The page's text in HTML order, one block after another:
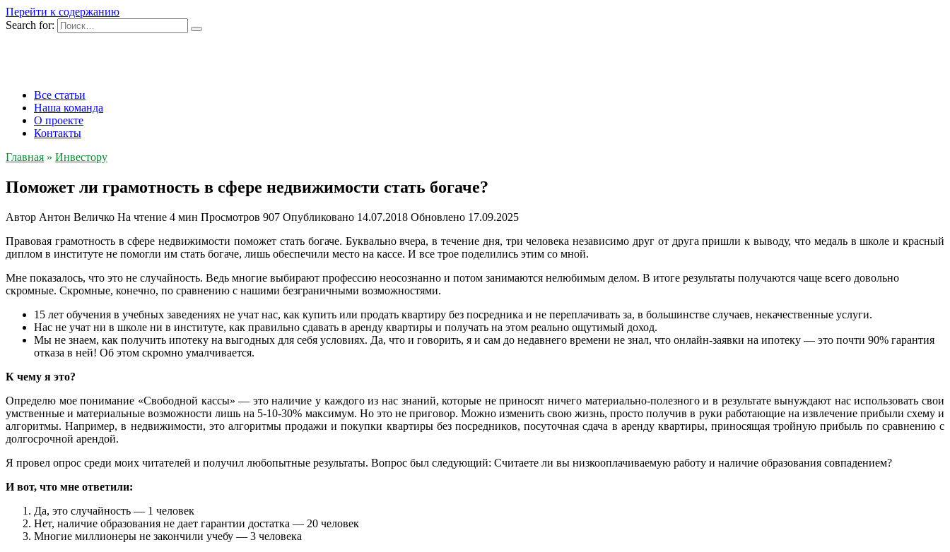
Перейти к содержанию
Search for:
Все статьи
Наша команда
О проекте
Контакты
Главная » Инвестору
Поможет ли грамотность в сфере недвижимости стать богаче?
Автор Антон Величко На чтение 4 мин Просмотров 907 Опубликовано 14.07.2018 Обновлено 17.09.2025
Правовая грамотность в сфере недвижимости поможет стать богаче. Буквально вчера, в течение дня, три человека независимо друг от друга пришли к выводу, что медаль в школе и красный
диплом в институте не помогли им стать богаче, лишь обеспечили место на кассе. И все трое поделились этим со мной.
Мне показалось, что это не случайность. Ведь многие выбирают профессию неосознанно и потом занимаются нелюбимым делом. В итоге результаты получаются чаще всего довольно
скромные. Скромные, конечно, по сравнению с нашими безграничными возможностями.
15 лет обучения в учебных заведениях не учат нас, как купить или продать квартиру без посредника и не переплачивать за, в большинстве случаев, некачественные услуги.
Нас не учат ни в школе ни в институте, как правильно сдавать в аренду квартиры и получать на этом реально ощутимый доход.
Мы не знаем, как получить ипотеку на выгодных для себя условиях. Да, что и говорить, я и сам до недавнего времени не знал, что онлайн-заявки на ипотеку — это почти 90% гарантия
отказа в ней! Об этом скромно умалчивается.
К чему я это?
Определю мое понимание «Свободной кассы» — это наличие у каждого из нас знаний, которые не приносят ничего материально-полезного и в результате вынуждают нас использовать свои
умственные и материальные возможности лишь на 5-10-30% максимум. Но это не приговор. Можно изменить свою жизнь, просто получив в руки работающие на извлечение прибыли схему и
алгоритмы. Например, в недвижимости, это алгоритмы продажи и покупки квартиры без посредников, посуточная сдача в аренду квартиры, приносящая тройную прибыль по сравнению с
долгосрочной арендой.
Я провел опрос среди моих читателей и получил любопытные результаты. Вопрос был следующий: Считаете ли вы низкооплачиваемую работу и наличие образования совпадением?
И вот, что мне ответили:
Да, это случайность — 1 человек
Нет, наличие образования не дает гарантии достатка — 20 человек
Многие миллионеры не закончили учебу — 3 человека